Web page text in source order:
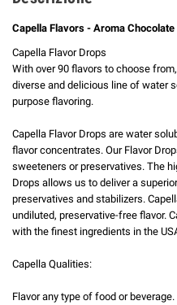
Capella Flavors - Aroma Chocolate
Capella Flavor Drops
With over 90 flavors to choose
diverse and delicious line of water
purpose flavoring.
Capella Flavor Drops are water
flavor concentrates. Our Flavor
sweeteners or preservatives. The
Drops allows us to deliver a
preservatives and stabilizers.
undiluted, preservative-free flavor.
with the finest ingredients in the
Capella Qualities:
Flavor any type of food or